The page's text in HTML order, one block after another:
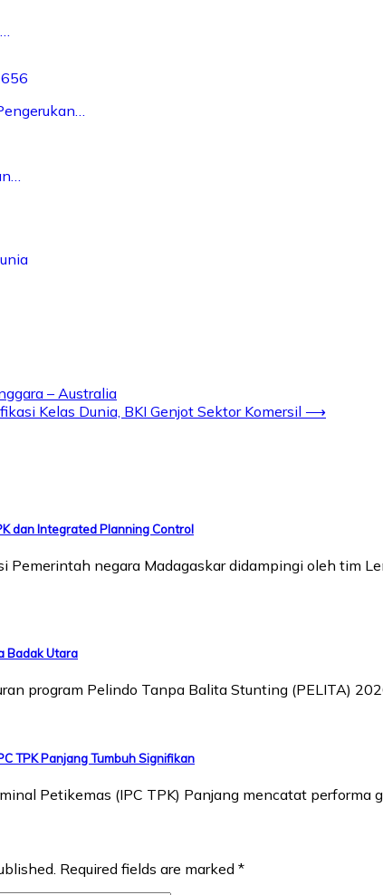
– Australia
Kelas Dunia, BKI Genjot Sektor Komersil ⟶
dan Integrated Planning Control
Pemerintah negara Madagaskar didampingi oleh tim
Badak Utara
program Pelindo Tanpa Balita Stunting (PELITA)
TPK Panjang Tumbuh Signifikan
Petikemas (IPC TPK) Panjang mencatat
Required fields are marked *